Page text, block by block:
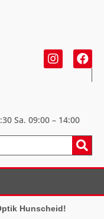
Sa. 09:00 – 14:00
Hunscheid!